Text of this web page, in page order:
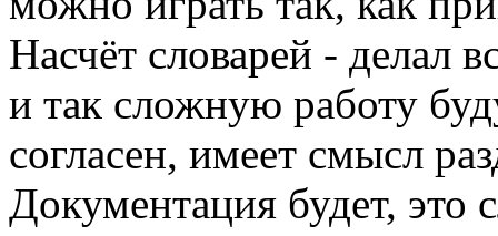
Насчёт словарей - делал
и так сложную работу
согласен, имеет смысл
Документация будет,